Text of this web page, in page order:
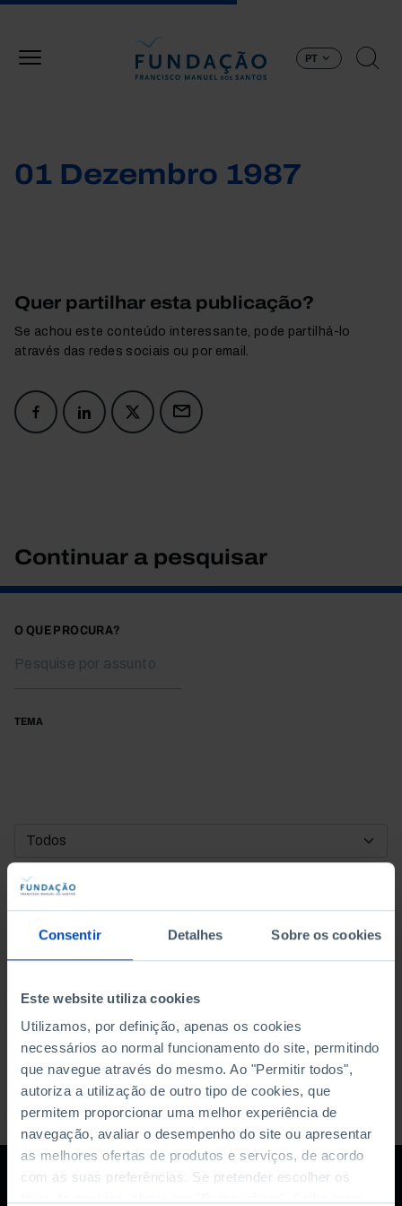
Consentir Detalhes Sobre os cookies
Este website utiliza cookies
Utilizamos, por definição, apenas os cookies
necessários ao normal funcionamento do site, permitindo
que navegue através do mesmo. Ao "Permitir todos",
autoriza a utilização de outro tipo de cookies, que
permitem proporcionar uma melhor experiência de
navegação, avaliar o desempenho do site ou apresentar
as melhores ofertas de produtos e serviços, de acordo
com as suas preferências. Se pretender escolher os
PT
01 Dezembro 1987
Quer partilhar esta publicação?
Se achou este conteúdo interessante, pode partilhá-lo
através das redes sociais ou por email.
Continuar a pesquisar
O QUE PROCURA?
TEMA
DATA DE INÍCIO
DATA DE FIM